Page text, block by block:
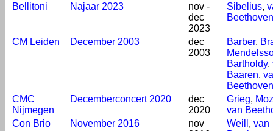
Bellitoni
Najaar 2023
nov -
dec
2023
Sibelius,
Beethoven
CM Leiden December 2003
dec
2003
Barber,
Bartholdy,
Baaren,
Beethoven
CMC
Nijmegen
Decemberconcert 2020
dec
2020
Grieg,
van
Con Brio
November 2016
nov
Weill , van